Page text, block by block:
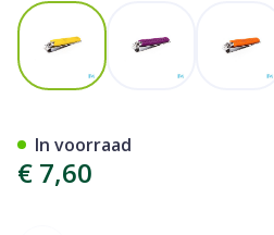
View larger image
€ 7,60
In voorraad